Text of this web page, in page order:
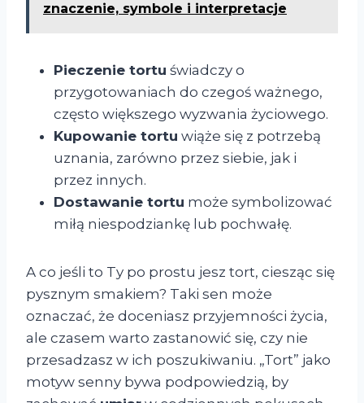
znaczenie, symbole i interpretacje
Pieczenie tortu świadczy o
przygotowaniach do czegoś ważnego,
często większego wyzwania życiowego.
Kupowanie tortu wiąże się z potrzebą
uznania, zarówno przez siebie, jak i
przez innych.
Dostawanie tortu może symbolizować
miłą niespodziankę lub pochwałę.
A co jeśli to Ty po prostu jesz tort, ciesząc się
pysznym smakiem? Taki sen może
oznaczać, że doceniasz przyjemności życia,
ale czasem warto zastanowić się, czy nie
przesadzasz w ich poszukiwaniu. „Tort” jako
motyw senny bywa podpowiedzią, by